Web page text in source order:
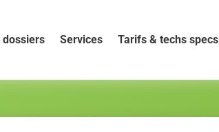
dossiers Services Tarifs & techs specs